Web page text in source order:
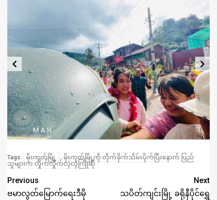
Tags: မိုးကုတ်မြို့
မိုးကုတ်မြို့ကို တိုက်ခိုက်သိမ်းပိုက်ပြီးနောက် ပြည်
သူများက လှိုက်လှိုက်လှဲလှဲကြိုဆို
Previous
ဗမာလွတ်မြောက်ရေးဒီမို
Next
သပိတ်ကျင်းမြို့ ခရိုနီပိုင်ရွှေ